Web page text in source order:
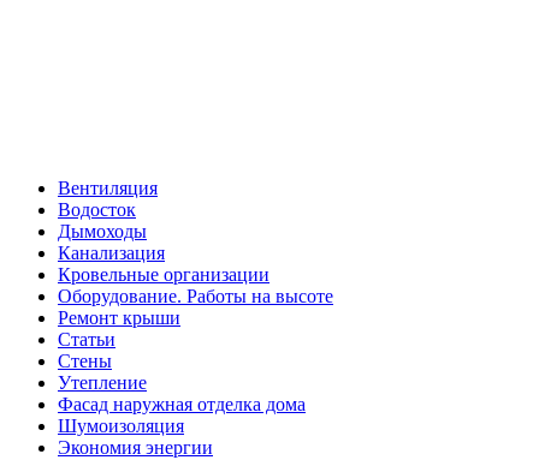
Вентиляция
Водосток
Дымоходы
Канализация
Кровельные организации
Оборудование. Работы на высоте
Ремонт крыши
Статьи
Стены
Утепление
Фасад наружная отделка дома
Шумоизоляция
Экономия энергии